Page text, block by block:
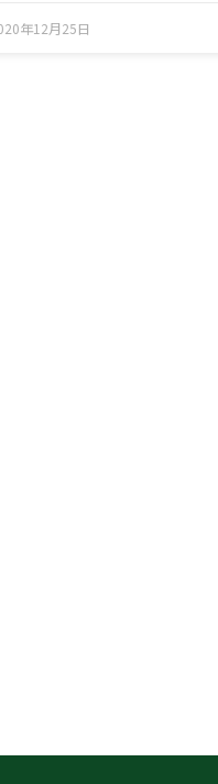
年12月25日